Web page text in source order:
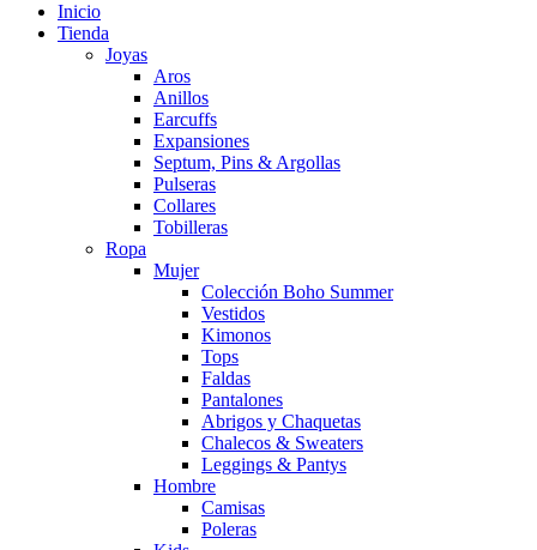
Inicio
Tienda
Joyas
Aros
Anillos
Earcuffs
Expansiones
Septum, Pins & Argollas
Pulseras
Collares
Tobilleras
Ropa
Mujer
Colección Boho Summer
Vestidos
Kimonos
Tops
Faldas
Pantalones
Abrigos y Chaquetas
Chalecos & Sweaters
Leggings & Pantys
Hombre
Camisas
Poleras